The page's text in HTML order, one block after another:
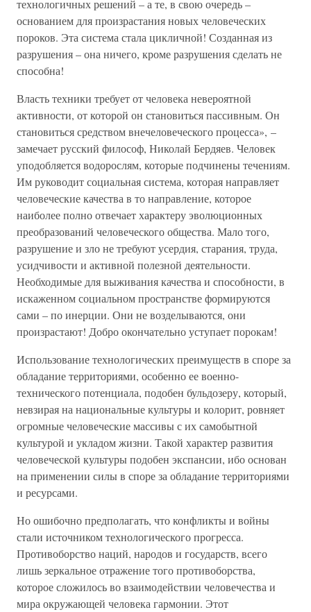
технологичных решений – а те, в свою очередь –
основанием для произрастания новых человеческих
пороков. Эта система стала цикличной! Созданная из
разрушения – она ничего, кроме разрушения сделать не
способна!
Власть техники требует от человека невероятной
активности, от которой он становиться пассивным. Он
становиться средством внечеловеческого процесса», –
замечает русский философ, Николай Бердяев. Человек
уподобляется водорослям, которые подчинены течениям.
Им руководит социальная система, которая направляет
человеческие качества в то направление, которое
наиболее полно отвечает характеру эволюционных
преобразований человеческого общества. Мало того,
разрушение и зло не требуют усердия, старания, труда,
усидчивости и активной полезной деятельности.
Необходимые для выживания качества и способности, в
искаженном социальном пространстве формируются
сами – по инерции. Они не возделываются, они
произрастают! Добро окончательно уступает порокам!
Использование технологических преимуществ в споре за
обладание территориями, особенно ее военно-
технического потенциала, подобен бульдозеру, который,
невзирая на национальные культуры и колорит, ровняет
огромные человеческие массивы с их самобытной
культурой и укладом жизни. Такой характер развития
человеческой культуры подобен экспансии, ибо основан
на применении силы в споре за обладание территориями
и ресурсами.
Но ошибочно предполагать, что конфликты и войны
стали источником технологического прогресса.
Противоборство наций, народов и государств, всего
лишь зеркальное отражение того противоборства,
которое сложилось во взаимодействии человечества и
мира окружающей человека гармонии. Этот